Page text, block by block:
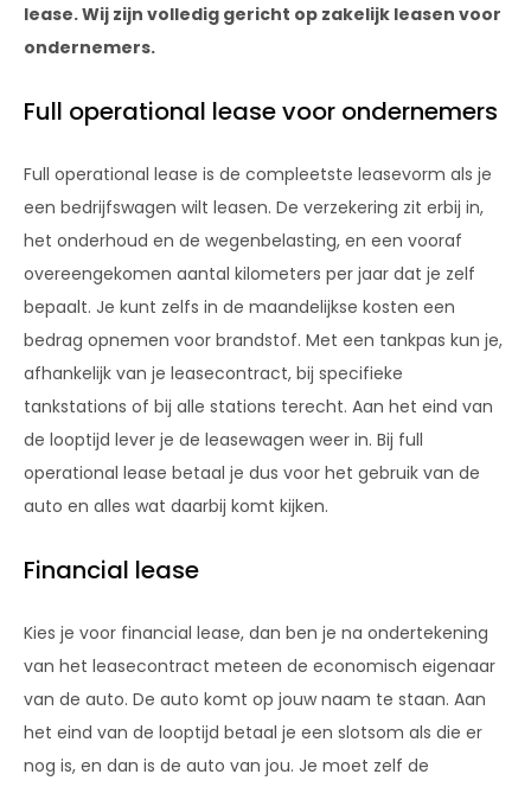
lease. Wij zijn volledig gericht op zakelijk leasen voor
ondernemers.
Full operational lease voor ondernemers
Full operational lease is de compleetste leasevorm als je
een bedrijfswagen wilt leasen. De verzekering zit erbij in,
het onderhoud en de wegenbelasting, en een vooraf
overeengekomen aantal kilometers per jaar dat je zelf
bepaalt. Je kunt zelfs in de maandelijkse kosten een
bedrag opnemen voor brandstof. Met een tankpas kun je,
afhankelijk van je leasecontract, bij specifieke
tankstations of bij alle stations terecht. Aan het eind van
de looptijd lever je de leasewagen weer in. Bij full
operational lease betaal je dus voor het gebruik van de
auto en alles wat daarbij komt kijken.
Financial lease
Kies je voor financial lease, dan ben je na ondertekening
van het leasecontract meteen de economisch eigenaar
van de auto. De auto komt op jouw naam te staan. Aan
het eind van de looptijd betaal je een slotsom als die er
nog is, en dan is de auto van jou. Je moet zelf de